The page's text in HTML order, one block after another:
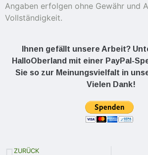
Angaben erfolgen ohne Gewähr und
Vollständigkeit.
Ihnen gefällt unsere Arbeit?
HalloOberland mit einer PayPal-
Sie so zur Meinungsvielfalt in
Vielen Dank!
ZURÜCK